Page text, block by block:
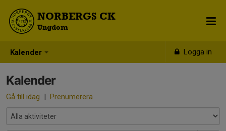
Kalender Logga in
NORBERGS CK
Ungdom
Kalender
Gå till idag | Prenumerera